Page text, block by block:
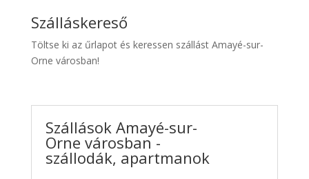
Szálláskereső
Töltse ki az űrlapot és keressen szállást Amayé-sur-
Orne városban!
Szállások Amayé-sur-
Orne városban -
szállodák, apartmanok